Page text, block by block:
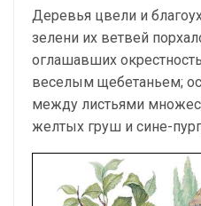
Деревья цвели и
зелени их ветвей
оглашавших
веселым щебетаньем;
между листьями
желтых груш и сине-